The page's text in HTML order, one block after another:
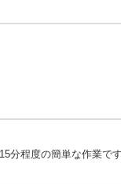
分程度の簡単な作業で